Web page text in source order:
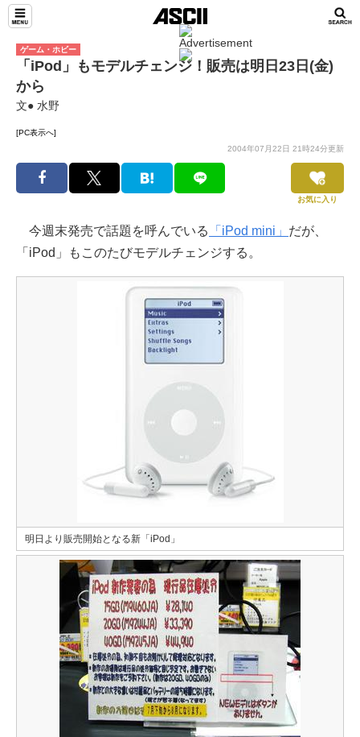
ゲーム・ホビー
「iPod」もモデルチェンジ！販売は明日23日(金)
から
文● 水野
[PC表示へ]
2004年07月22日 21時24分更新
お気に入り
今週末発売で話題を呼んでいる 「iPod mini」 だが、
「iPod」もこのたびモデルチェンジする。
明日より販売開始となる新「iPod」